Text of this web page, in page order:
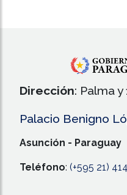
Dirección: Palma
Palacio Benigno
Asunción - Paraguay
Teléfono: (+595 21)